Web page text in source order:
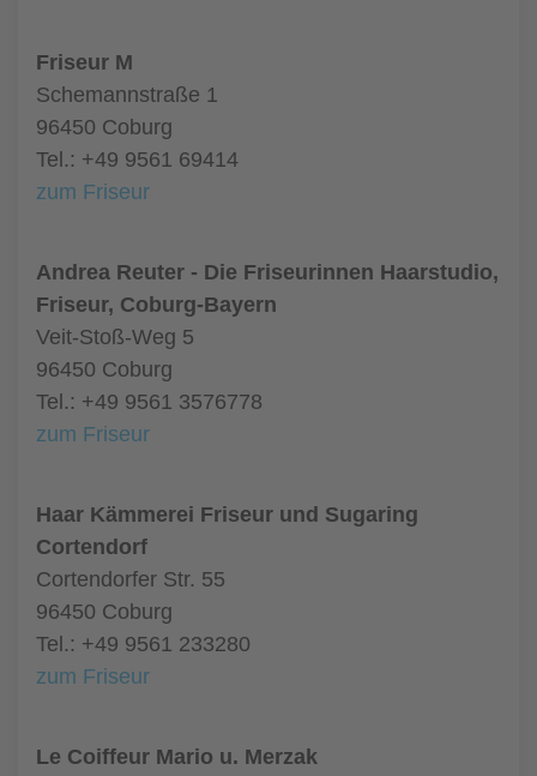
Friseur M
Schemannstraße 1
96450 Coburg
Tel.: +49 9561 69414
zum Friseur
Andrea Reuter - Die Friseurinnen Haarstudio,
Friseur, Coburg-Bayern
Veit-Stoß-Weg 5
96450 Coburg
Tel.: +49 9561 3576778
zum Friseur
Haar Kämmerei Friseur und Sugaring
Cortendorf
Cortendorfer Str. 55
96450 Coburg
Tel.: +49 9561 233280
zum Friseur
Le Coiffeur Mario u. Merzak